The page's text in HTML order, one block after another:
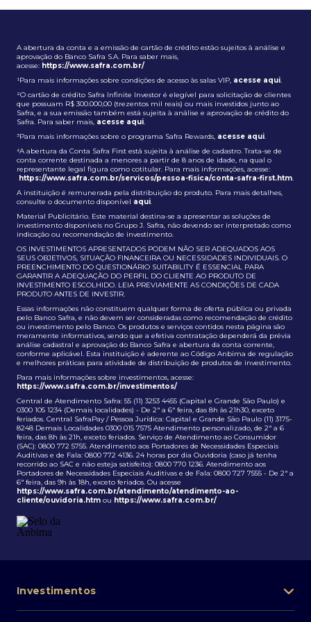
A abertura da conta e a emissão de cartão de crédito estão sujeitos à análise e
aprovação do Banco Safra S.A. Para saber mais,
acesse: https://www.safra.com.br/
¹Para mais informações sobre condições de acesso às salas VIP, acesse aqui.
²O cartão de crédito Safra Infinite Investor é elegível para solicitação de clientes
que possuam R$ 300.000,00 (trezentos mil reais) ou mais investidos junto ao
Safra, e a sua emissão também está sujeita à análise e aprovação de crédito do
Safra. Para saber mais, acesse aqui.
³Para mais informações sobre o programa Safra Rewards, acesse aqui.
⁴A abertura da Conta Safra First está sujeita à análise de cadastro. Trata-se de
conta corrente destinada a menores a partir de 8 anos de idade, na qual o
representante legal figura como cotitular. Para mais informações, acesse:
https://www.safra.com.br/servicos/pessoa-fisica/conta-safra-first.htm.
A instituição é remunerada pela distribuição do produto. Para mais detalhes,
consulte o documento disponível aqui.
Material Publicitário. Este material destina-se a apresentar as soluções de
investimento disponíveis no Grupo J. Safra, não devendo ser interpretado como
indicação ou recomendação de investimento.
OS INVESTIMENTOS APRESENTADOS PODEM NÃO SER ADEQUADOS AOS
SEUS OBJETIVOS, SITUAÇÃO FINANCEIRA OU NECESSIDADES INDIVIDUAIS. O
PREENCHIMENTO DO QUESTIONÁRIO SUITABILITY É ESSENCIAL PARA
GARANTIR A ADEQUAÇÃO DO PERFIL DO CLIENTE AO PRODUTO DE
INVESTIMENTO ESCOLHIDO. LEIA PREVIAMENTE AS CONDIÇÕES DE CADA
PRODUTO ANTES DE INVESTIR.
Essas informações não constituem qualquer forma de oferta pública ou privada
pelo Banco Safra, e não devem ser consideradas como recomendação de crédito
ou investimento pelo Banco. Os produtos e serviços contidos nesta página são
meramente informativos, sendo que a efetiva contratação dependerá da prévia
análise cadastral e aprovação do Banco Safra e abertura da conta corrente,
conforme aplicável. Esta instituição é aderente ao Código Anbima de regulação
e melhores práticas para atividade de distribuição de produtos de investimento.
Para mais informações sobre investimentos, acesse:
https://www.safra.com.br/investimentos/
Central de Atendimento Safra: 55 (11) 3253 4455 (Capital e Grande São Paulo) e
0300 105 1234 (Demais localidades) - De 2ª a 6ª feira, das 8h às 21h30, exceto
feriados. Central SafraPay / Pessoa Jurídica: Capital e Grande São Paulo (11) 3175-
8248 Demais Localidades 0300 015 7575 Atendimento personalizado, de 2ª a 6
feira, das 8h às 21h, exceto feriados. Serviço de Atendimento ao Consumidor
(SAC): 0800 772 5755. Atendimento aos Portadores de Necessidades Especiais
Auditivas e de Fala: 0800 772 4136. 24 horas por dia Ouvidoria (caso já tenha
recorrido ao SAC e não esteja satisfeito): 0800 770 1236. Atendimento aos
Portadores de Necessidades Especiais Auditivas e de Fala: 0800 727 7555 - De 2ª a
6ª feira, das 9h às 18h, exceto feriados. Ou acesse
https://www.safra.com.br/atendimento/atendimento-ao-
cliente/ouvidoria.htm ou https://www.safra.com.br/
Investimentos